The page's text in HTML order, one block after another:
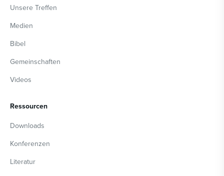
Unsere Treffen
Medien
Bibel
Gemeinschaften
Videos
Ressourcen
Downloads
Konferenzen
Literatur